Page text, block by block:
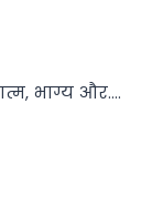
भाग्य और….